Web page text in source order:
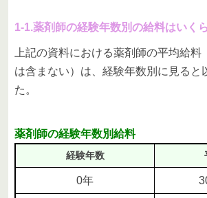
1-1.薬剤師の経験年数別の給料はいく
上記の資料における薬剤師の平均給
は含まない）は、経験年数別に見ると
た。
薬剤師の経験年数別給料
経験年数
0年